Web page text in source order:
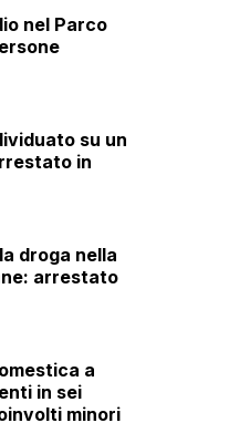
nel Parco
su un
in
droga nella
arrestato
a
in sei
minori